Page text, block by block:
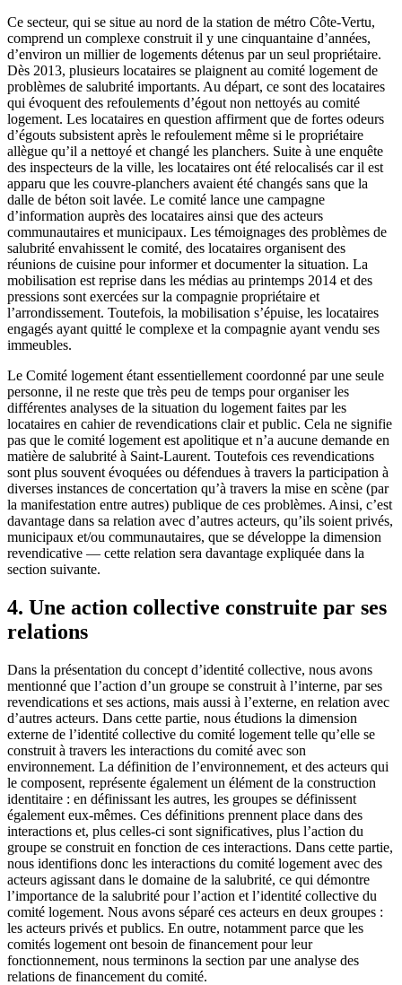
Ce secteur, qui se situe au nord de la station de métro Côte-Vertu,
comprend un complexe construit il y une cinquantaine d’années,
d’environ un millier de logements détenus par un seul propriétaire.
Dès 2013, plusieurs locataires se plaignent au comité logement de
problèmes de salubrité importants. Au départ, ce sont des locataires
qui évoquent des refoulements d’égout non nettoyés au comité
logement. Les locataires en question affirment que de fortes odeurs
d’égouts subsistent après le refoulement même si le propriétaire
allègue qu’il a nettoyé et changé les planchers. Suite à une enquête
des inspecteurs de la ville, les locataires ont été relocalisés car il est
apparu que les couvre-planchers avaient été changés sans que la
dalle de béton soit lavée. Le comité lance une campagne
d’information auprès des locataires ainsi que des acteurs
communautaires et municipaux. Les témoignages des problèmes de
salubrité envahissent le comité, des locataires organisent des
réunions de cuisine pour informer et documenter la situation. La
mobilisation est reprise dans les médias au printemps 2014 et des
pressions sont exercées sur la compagnie propriétaire et
l’arrondissement. Toutefois, la mobilisation s’épuise, les locataires
engagés ayant quitté le complexe et la compagnie ayant vendu ses
immeubles.
Le Comité logement étant essentiellement coordonné par une seule
personne, il ne reste que très peu de temps pour organiser les
différentes analyses de la situation du logement faites par les
locataires en cahier de revendications clair et public. Cela ne signifie
pas que le comité logement est apolitique et n’a aucune demande en
matière de salubrité à Saint-Laurent. Toutefois ces revendications
sont plus souvent évoquées ou défendues à travers la participation à
diverses instances de concertation qu’à travers la mise en scène (par
la manifestation entre autres) publique de ces problèmes. Ainsi, c’est
davantage dans sa relation avec d’autres acteurs, qu’ils soient privés,
municipaux et/ou communautaires, que se développe la dimension
revendicative — cette relation sera davantage expliquée dans la
section suivante.
4. Une action collective construite par ses
relations
Dans la présentation du concept d’identité collective, nous avons
mentionné que l’action d’un groupe se construit à l’interne, par ses
revendications et ses actions, mais aussi à l’externe, en relation avec
d’autres acteurs. Dans cette partie, nous étudions la dimension
externe de l’identité collective du comité logement telle qu’elle se
construit à travers les interactions du comité avec son
environnement. La définition de l’environnement, et des acteurs qui
le composent, représente également un élément de la construction
identitaire : en définissant les autres, les groupes se définissent
également eux-mêmes. Ces définitions prennent place dans des
interactions et, plus celles-ci sont significatives, plus l’action du
groupe se construit en fonction de ces interactions. Dans cette partie,
nous identifions donc les interactions du comité logement avec des
acteurs agissant dans le domaine de la salubrité, ce qui démontre
l’importance de la salubrité pour l’action et l’identité collective du
comité logement. Nous avons séparé ces acteurs en deux groupes :
les acteurs privés et publics. En outre, notamment parce que les
comités logement ont besoin de financement pour leur
fonctionnement, nous terminons la section par une analyse des
relations de financement du comité.